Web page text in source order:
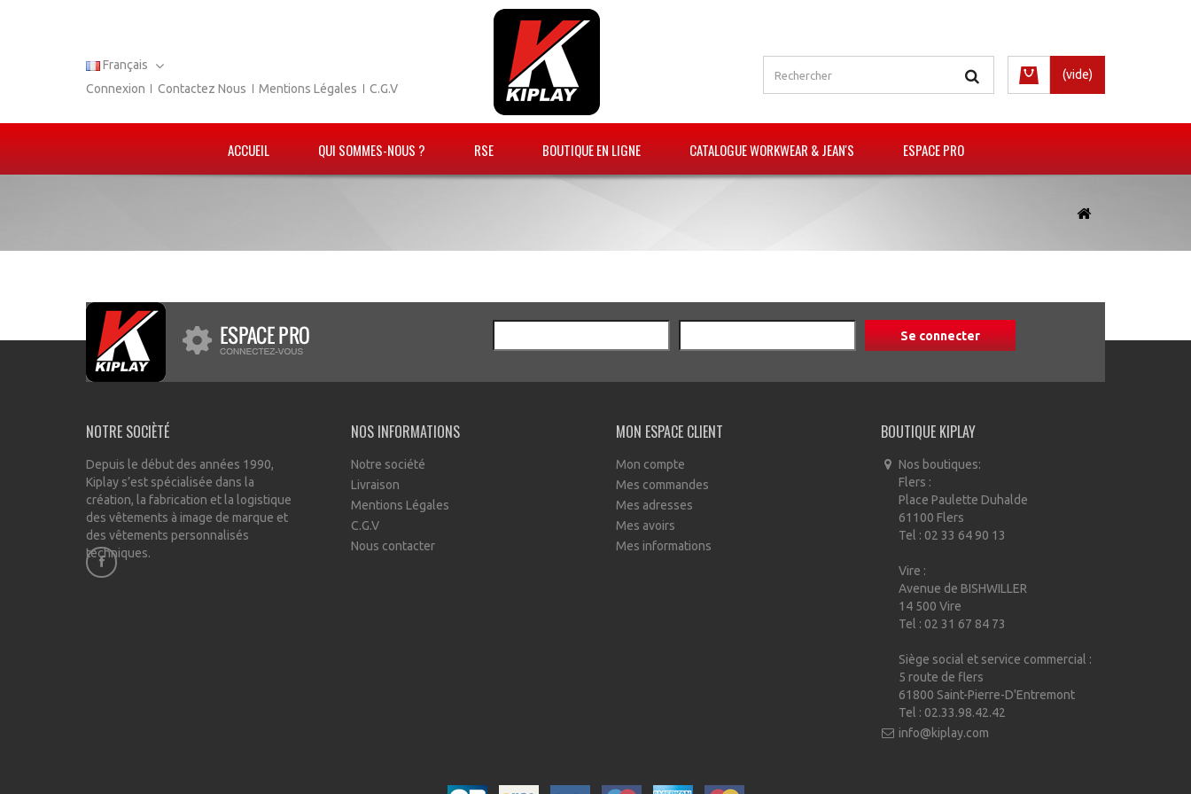
Français
Connexion
Contactez Nous Mentions Légales C.G.V
(vide)
ACCUEIL QUI SOMMES-NOUS ? RSE BOUTIQUE EN LIGNE CATALOGUE WORKWEAR & JEAN'S ESPACE PRO
NOTRE SOCIÈTÉ
Depuis le début des années 1990,
Kiplay s’est spécialisée dans la
création, la fabrication et la logistique
des vêtements à image de marque et
des vêtements personnalisés
techniques.
NOS INFORMATIONS
Notre société
Livraison
Mentions Légales
C.G.V
Nous contacter
MON ESPACE CLIENT
Mon compte
Mes commandes
Mes adresses
Mes avoirs
Mes informations
BOUTIQUE KIPLAY
Nos boutiques:
Flers :
Place Paulette Duhalde
61100 Flers
Tel : 02 33 64 90 13
Vire :
Avenue de BISHWILLER
14 500 Vire
Tel : 02 31 67 84 73
Siège social et service commercial :
5 route de flers
61800 Saint-Pierre-D'Entremont
Tel : 02.33.98.42.42
info@kiplay.com